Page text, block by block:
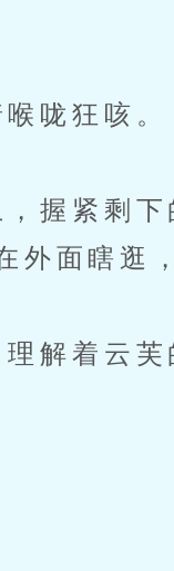
咙狂咳。
握紧剩下
外面瞎逛
解着云芙